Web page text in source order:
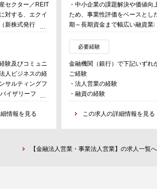
セクター／REIT
対する、エクイ
株式発行・株
ァイナンス
M&A（企業買
合・MBO
ト対応・IR（個
機関投資家向
を担うカバレッ
ークンの発行
に対し、あらゆ
験及びコミュニ
人ビジネスの経
サルティングフ
ザリーファー
（銀行/証券会
情報を見る
・中小企業の課題解決や価値向上
ため、事業性評価をベースとした
期～長期資金まで幅広い融資業務
n担う。
・融資だけでなく、お客様のニー
に応じてシンジケートローン、事
承継、M＆Aなどの案件も取り扱
う。
（具体的なイメージ）
度、貸出残高100億円程度を担当
う
必要経験
金融機関（銀行）で下記いずれか
ご経験
・法人営業の経験
・融資の経験
この求人の詳細情報を見る
【金融法人営業・事業法人営業】の求人一覧へ